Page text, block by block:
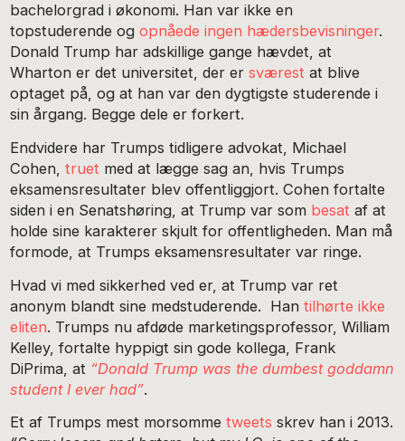
bachelorgrad i økonomi. Han var ikke en
topstuderende ogopnåede ingen hædersbevisninger.
Donald Trump har adskillige gange hævdet, at
Wharton er det universitet, der ersværest at blive
optaget på, og at han var den dygtigste studerende i
sin årgang. Begge dele er forkert.
Endvidere har Trumps tidligere advokat, Michael
Cohen,truet med at lægge sag an, hvis Trumps
eksamensresultater blev offentliggjort. Cohen fortalte
siden i en Senatshøring, at Trump var som besat af at
holde sine karakterer skjult for offentligheden. Man må
formode, at Trumps eksamensresultater var ringe.
Hvad vi med sikkerhed ved er, at Trump var ret
anonym blandt sine medstuderende. Hantilhørte ikke
eliten. Trumps nu afdøde marketingsprofessor, William
Kelley, fortalte hyppigt sin gode kollega, Frank
DiPrima, at “Donald Trump was the dumbest goddamn
student I ever had”.
Et af Trumps mest morsommetweets skrev han i 2013.